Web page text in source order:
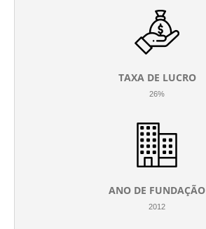
TAXA DE LUCRO
26%
ANO DE FUNDAÇÃO
2012